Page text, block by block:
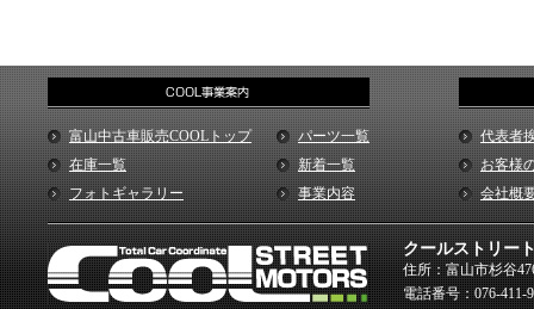
富山中古車販売COOLトップ
パーツ一覧
在庫一覧
新着一覧
フォトギャラリー
事業内容
代表者
お客様
会社概
クールストリー
住所：富山市杉谷
電話番号：076-